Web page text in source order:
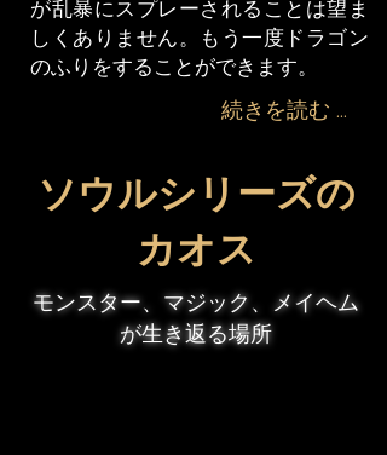
が乱暴にスプレーされることは望ま
しくありません。もう一度ドラゴン
のふりをすることができます。
続きを読む ...
ソウルシリーズの
カオス
モンスター、マジック、メイヘム
が生き返る場所